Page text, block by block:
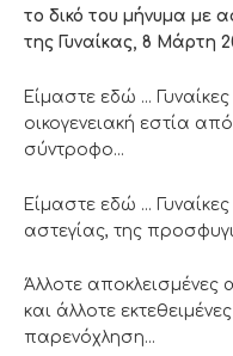
το δικό του μήνυμα με
της Γυναίκας, 8 Μάρτη
Είμαστε εδώ …
οικογενειακή εστία
σύντροφο…
Είμαστε εδώ …
αστεγίας, της
Άλλοτε αποκλεισμένες
και άλλοτε
παρενόχληση…